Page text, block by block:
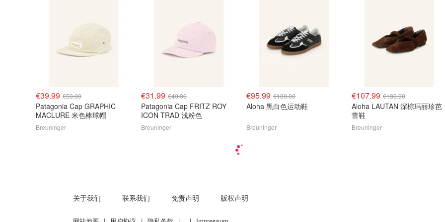
€39.99 €50.00
Patagonia Cap GRAPHIC
MACLURE 米色棒球帽
Breuninger
€31.99 €40.00
Patagonia Cap FRITZ ROY
ICON TRAD 浅粉色
Breuninger
€95.99 €180.00
Aloha 黑白色运动鞋
Breuninger
€107.99 €180.00
Aloha LAUTAN 深棕玛丽珍芭
蕾鞋
Breuninger
关于我们 联系我们 免责声明 版权声明